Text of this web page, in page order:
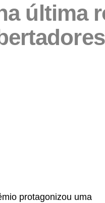
última
protagonizou uma